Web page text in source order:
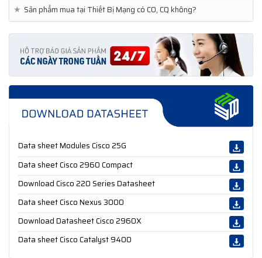
★ Sản phẩm mua tại Thiết Bị Mạng có CO, CQ không?
Data sheet Modules Cisco 25G
Data sheet Cisco 2960 Compact
Download Cisco 220 Series Datasheet
Data sheet Cisco Nexus 3000
Download Datasheet Cisco 2960X
Data sheet Cisco Catalyst 9400